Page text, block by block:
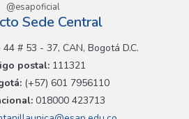
@esapoficial
Sede Central
# 53 - 37, CAN, Bogotá D.C.
postal: 111321
(+57) 601 7956110
018000 423713